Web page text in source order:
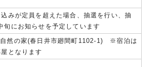
が定員を超えた場合、抽選を行い、抽
旬にお知らせを予定しています
自然の家(春日井市廻間町1102-1) ※宿泊は
となります